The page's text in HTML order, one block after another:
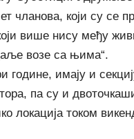
чланова, који су се
више нису међу
возе са њима“.
године, имају и
па су и
локација током